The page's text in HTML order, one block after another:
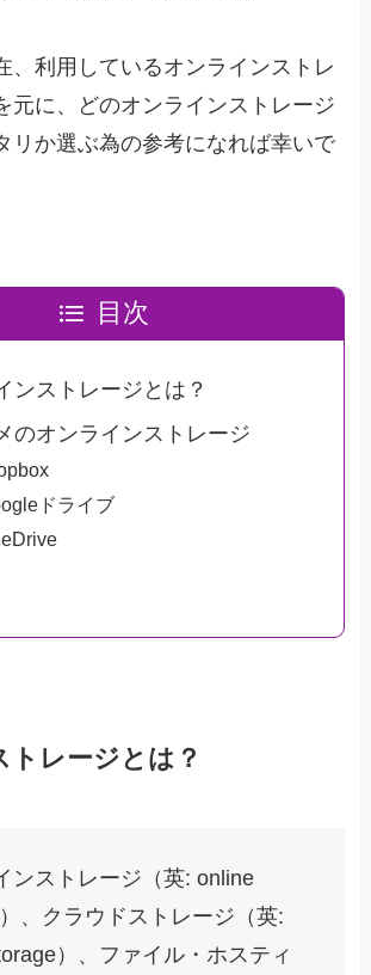
、利用しているオンラインストレ
元に、どのオンラインストレージ
リか選ぶ為の参考になれば幸いで
目次
ンストレージとは？
のオンラインストレージ
ドライブ
トレージとは？
ンストレージ（英: online
、クラウドストレージ（英:
）、ファイル・ホスティ